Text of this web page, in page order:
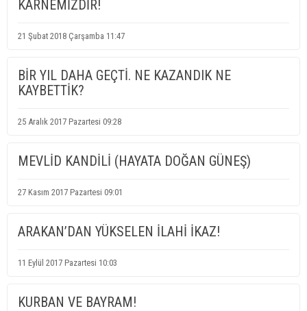
KARNEMİZDİR!
21 Şubat 2018 Çarşamba 11:47
BİR YIL DAHA GEÇTİ. NE KAZANDIK NE
KAYBETTİK?
25 Aralık 2017 Pazartesi 09:28
MEVLİD KANDİLİ (HAYATA DOĞAN GÜNEŞ)
27 Kasım 2017 Pazartesi 09:01
ARAKAN’DAN YÜKSELEN İLAHİ İKAZ!
11 Eylül 2017 Pazartesi 10:03
KURBAN VE BAYRAM!